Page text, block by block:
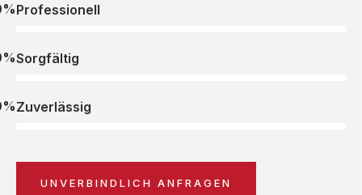
Professionell
Sorgfältig
Zuverlässig
UNVERBINDLICH ANFRAGEN